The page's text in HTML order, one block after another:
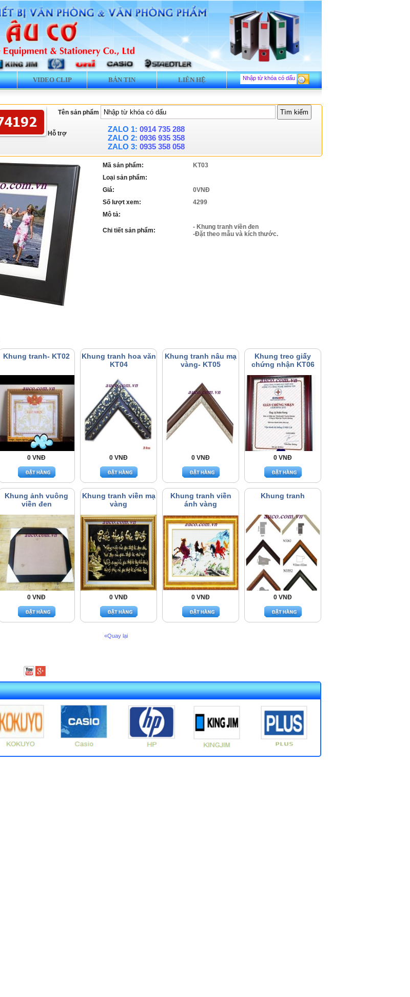
VIDEO CLIP BẢN TIN LIÊN HỆ
Tên sản phẩm
Hỗ trợ ZALO 1: 0914 735 288
ZALO 2: 0936 935 358
ZALO 3: 0935 358 058
Mã sản phẩm:
KT03
Loại sản phẩm:
Giá:
0VNĐ
Số lượt xem:
4299
Mô tả:
Chi tiết sản phẩm:
- Khung tranh viền đen
-Đặt theo mẫu và kích thước.
Khung tranh- KT02
0 VNĐ
Khung tranh hoa văn
KT04
0 VNĐ
Khung tranh nâu mạ
vàng- KT05
0 VNĐ
Khung treo giấy
chứng nhận KT06
0 VNĐ
Khung ảnh vuông
viền đen
0 VNĐ
Khung tranh viền mạ
vàng
0 VNĐ
Khung tranh viền
ánh vàng
0 VNĐ
Khung tranh
0 VNĐ
«Quay lại